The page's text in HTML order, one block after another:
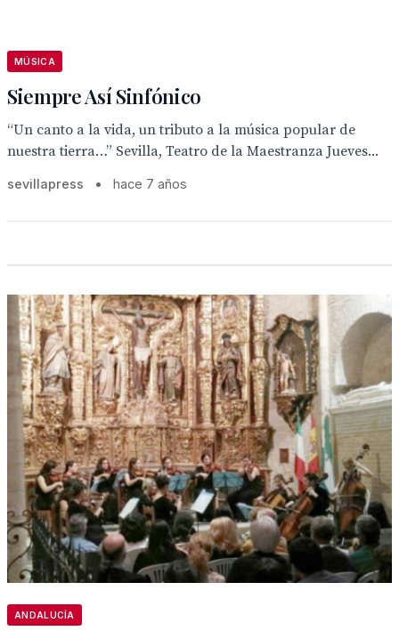
MÚSICA
Siempre Así Sinfónico
“Un canto a la vida, un tributo a la música popular de
nuestra tierra…” Sevilla, Teatro de la Maestranza Jueves...
sevillapress • hace 7 años
ANDALUCÍA